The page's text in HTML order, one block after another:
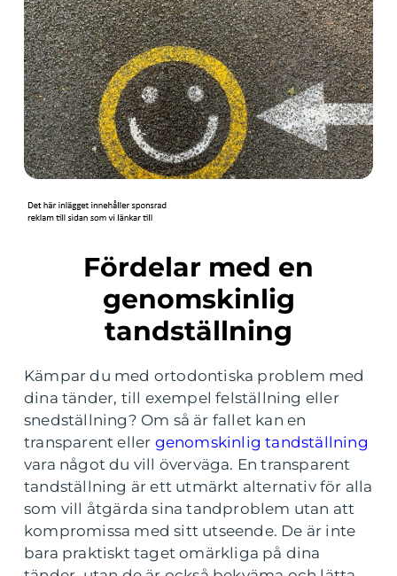
Fördelar med en
genomskinlig
tandställning
Kämpar du med ortodontiska problem med
dina tänder, till exempel felställning eller
snedställning? Om så är fallet kan en
transparent eller genomskinlig tandställning
vara något du vill överväga. En transparent
tandställning är ett utmärkt alternativ för alla
som vill åtgärda sina tandproblem utan att
kompromissa med sitt utseende. De är inte
bara praktiskt taget omärkliga på dina